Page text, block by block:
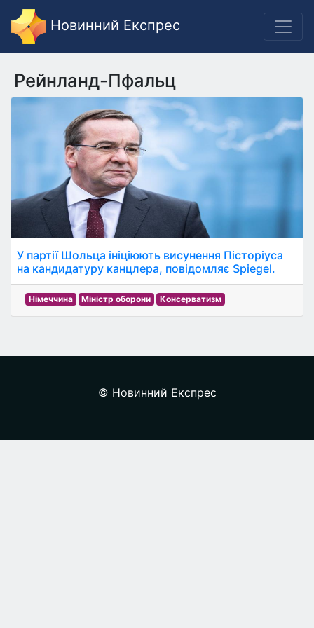
Новинний Експрес
Рейнланд-Пфальц
У партії Шольца ініціюють висунення Пісторіуса
на кандидатуру канцлера, повідомляє Spiegel.
Німеччина Міністр оборони Консерватизм
© Новинний Експрес